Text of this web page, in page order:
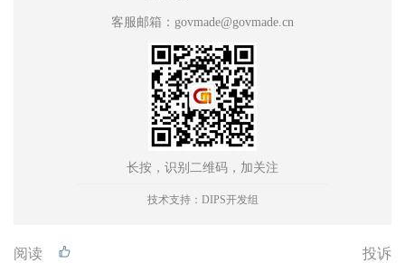
客服邮箱：govmade@govmade.cn
长按，识别二维码，加关注
技术支持：DIPS开发组
阅读 投诉